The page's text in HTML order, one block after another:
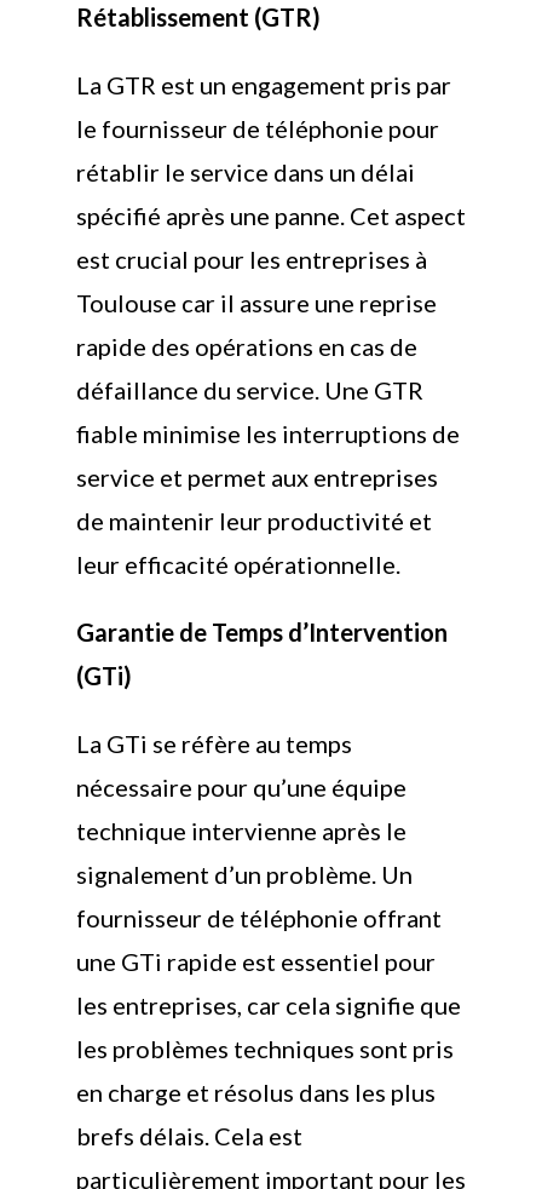
Rétablissement (GTR)
La GTR est un engagement pris par
le fournisseur de téléphonie pour
rétablir le service dans un délai
spécifié après une panne. Cet aspect
est crucial pour les entreprises à
Toulouse car il assure une reprise
rapide des opérations en cas de
défaillance du service. Une GTR
fiable minimise les interruptions de
service et permet aux entreprises
de maintenir leur productivité et
leur efficacité opérationnelle.
Garantie de Temps d’Intervention
(GTi)
La GTi se réfère au temps
nécessaire pour qu’une équipe
technique intervienne après le
signalement d’un problème. Un
fournisseur de téléphonie offrant
une GTi rapide est essentiel pour
les entreprises, car cela signifie que
les problèmes techniques sont pris
en charge et résolus dans les plus
brefs délais. Cela est
particulièrement important pour les